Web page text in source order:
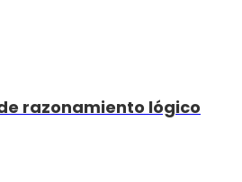
razonamiento lógico